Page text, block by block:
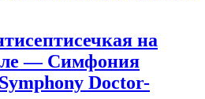
на
— Симфония
Doctor-